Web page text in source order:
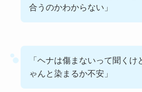
合うのかわからない」
「ヘナは傷まないって聞くけ
ゃんと染まるか不安」